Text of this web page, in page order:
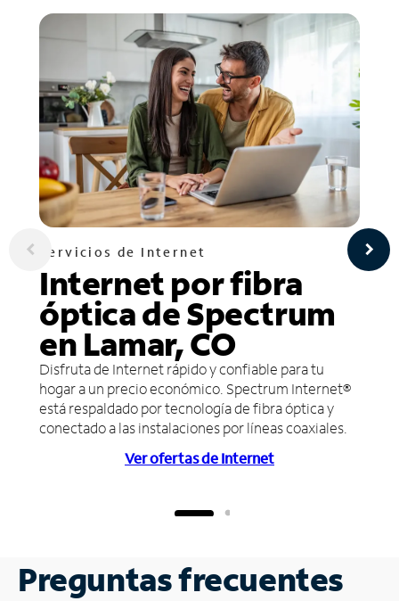
Servicios de Internet
Internet por fibra
óptica de Spectrum
en Lamar, CO
Disfruta de Internet rápido y confiable para tu
hogar a un precio económico. Spectrum Internet®
está respaldado por tecnología de fibra óptica y
conectado a las instalaciones por líneas coaxiales.
Ver ofertas de Internet
Preguntas frecuentes